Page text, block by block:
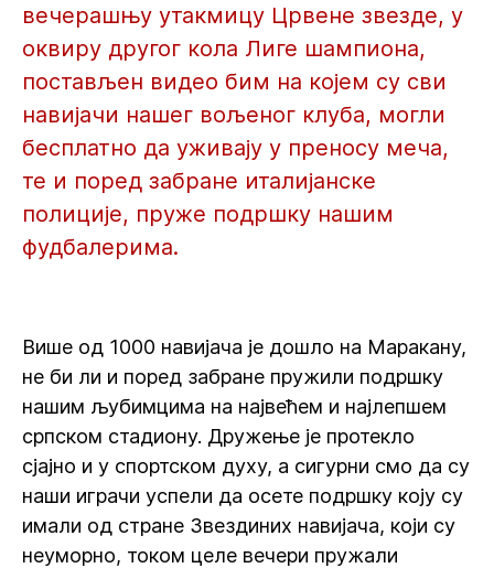
вечерашњу утакмицу Црвене звезде, у
оквиру другог кола Лиге шампиона,
постављен видео бим на којем су сви
навијачи нашег вољеног клуба, могли
бесплатно да уживају у преносу меча,
те и поред забране италијанске
полиције, пруже подршку нашим
фудбалерима.
Више од 1000 навијача је дошло на Маракану,
не би ли и поред забране пружили подршку
нашим љубимцима на највећем и најлепшем
српском стадиону. Дружење је протекло
сјајно и у спортском духу, а сигурни смо да су
наши играчи успели да осете подршку коју су
имали од стране Звездиних навијача, који су
неуморно, током целе вечери пружали